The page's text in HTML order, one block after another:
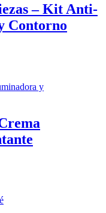
– Kit Anti-
Contorno